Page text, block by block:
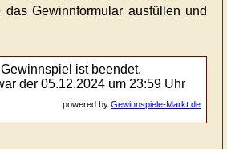
das Gewinnformular ausfüllen und